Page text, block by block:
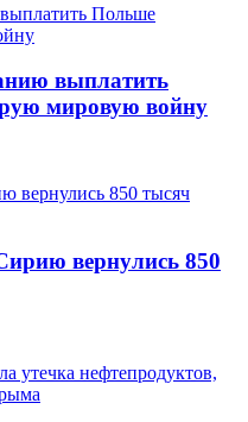
выплатить
мировую войну
вернулись 850